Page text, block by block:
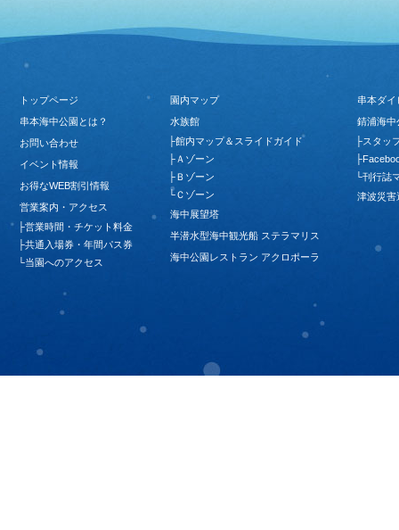
トップページ
串本海中公園とは？
お問い合わせ
イベント情報
お得なWEB割引情報
営業案内・アクセス
├営業時間・チケット料金
├共通入場券・年間パス券
└当園へのアクセス
園内マップ
水族館
├館内マップ＆スライドガイド
├ Ａゾーン
├Ｂゾーン
└Ｃゾーン
海中展望塔
半潜水型海中観光船 ステラマリス
海中公園レストラン アクロポーラ
串本ダ
錆浦海中
├スタッ
├
└刊行誌
津波災害